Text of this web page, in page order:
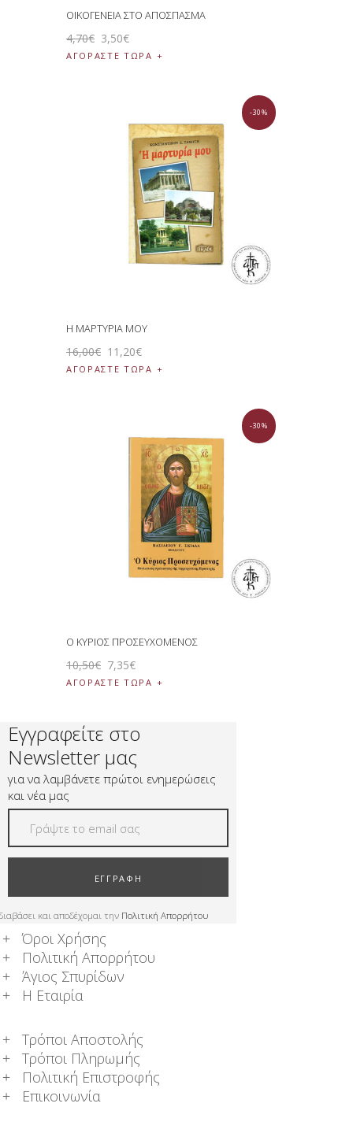
ΟΙΚΟΓΕΝΕΙΑ ΣΤΟ ΑΠΟΣΠΑΣΜΑ
4,70€ 3,50€
ΑΓΟΡΑΣΤΕ ΤΩΡΑ
-30%
Η ΜΑΡΤΥΡΙΑ ΜΟΥ
16,00€ 11 ,20€
ΑΓΟΡΑΣΤΕ ΤΩΡΑ
-30%
Ο ΚΥΡΙΟΣ ΠΡΟΣΕΥΧΟΜΕΝΟΣ
10,50€ 7,35€
ΑΓΟΡΑΣΤΕ ΤΩΡΑ
Εγγραφείτε στο
Newsletter μας
για να λαμβάνετε πρώτοι ενημερώσεις
και νέα μας
ΕΓΓΡΑΦΗ
και αποδέχομαι την Πολιτική Απορρήτου
Όροι Χρήσης
Πολιτική Απορρήτου
Άγιος Σπυρίδων
Η Εταιρία
Τρόποι Αποστολής
Τρόποι Πληρωμής
Πολιτική Επιστροφής
Επικοινωνία